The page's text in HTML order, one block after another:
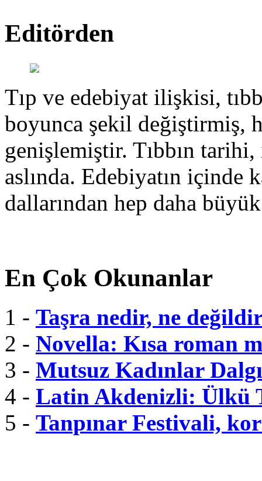
Editörden
Tıp ve edebiyat ilişkisi,
boyunca şekil değiştirmiş,
genişlemiştir. Tıbbın
aslında. Edebiyatın içinde
dallarından hep daha
En Çok Okunanlar
1 - Taşra nedir, ne
2 - Novella: Kısa roman
3 - Mutsuz Kadınlar
4 - Latin Akdenizli: Ülkü
5 - Tanpınar Festivali,